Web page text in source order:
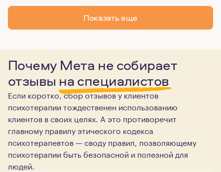
Показать еще
Почему Мета не собирает
отзывы на специалистов
Если коротко, сбор отзывов у клиентов
психотерапии тождественен использованию
клиентов в своих целях. А это противоречит
главному правилу этического кодекса
психотерапевтов — своду правил, позволяющему
психотерапии быть безопасной и полезной для
людей.